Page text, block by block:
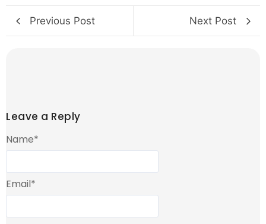
Previous Post Next Post
Leave a Reply
Name*
Email*